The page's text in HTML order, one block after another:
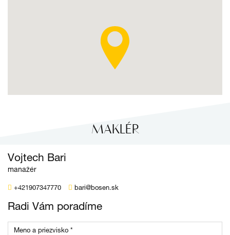
MAKLÉR
Vojtech Bari
manažér
+421907347770 bari@bosen.sk
Radi Vám poradíme